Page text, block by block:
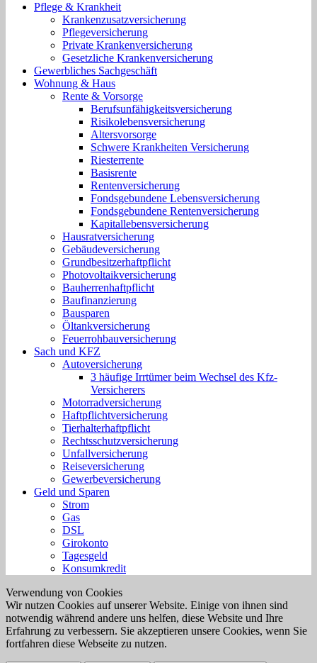
Pflege & Krankheit
Krankenzusatzversicherung
Pflegeversicherung
Private Krankenversicherung
Gesetzliche Krankenversicherung
Gewerbliches Sachgeschäft
Wohnung & Haus
Rente & Vorsorge
Berufs­unfähigkeitsversicherung
Risikolebensversicherung
Altersvorsorge
Schwere Krankheiten Versicherung
Riesterrente
Basisrente
Rentenversicherung
Fondsgebundene Lebensversicherung
Fondsgebundene Rentenversicherung
Kapitallebensversicherung
Hausratversicherung
Gebäudeversicherung
Grundbesitzerhaftpflicht
Photovoltaikversicherung
Bauherrenhaftpflicht
Baufinanzierung
Bausparen
Öltankversicherung
Feuerrohbauversicherung
Sach und KFZ
Autoversicherung
3 häufige Irrtümer beim Wechsel des Kfz-
Versicherers
Motorradversicherung
Haftpflichtversicherung
Tierhalterhaftpflicht
Rechtsschutzversicherung
Unfallversicherung
Reiseversicherung
Gewerbeversicherung
Geld und Sparen
Strom
Gas
DSL
Girokonto
Tagesgeld
Konsumkredit
Verwendung von Cookies
Wir nutzen Cookies auf unserer Website. Einige von ihnen sind
notwendig während andere uns helfen, diese Website und Ihre
Erfahrung zu verbessern. Sie akzeptieren unsere Cookies, wenn Sie
fortfahren diese Webseite zu nutzen.